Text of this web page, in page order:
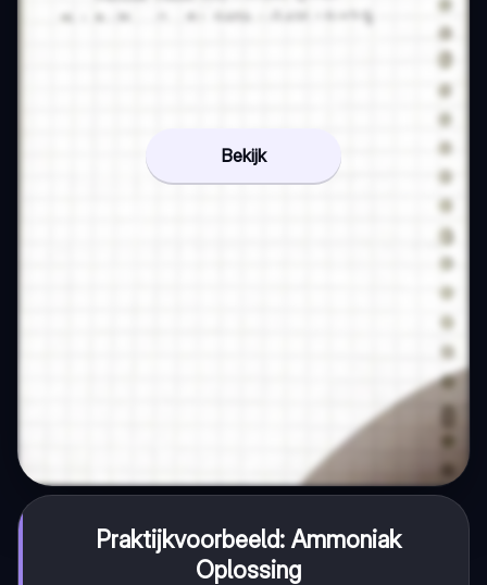
Bekijk
Praktijkvoorbeeld: Ammoniak
Oplossing